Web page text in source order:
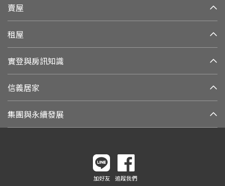
賣屋
租屋
實登與房訊知識
信義居家
集團與永續發展
加好友 追蹤我們